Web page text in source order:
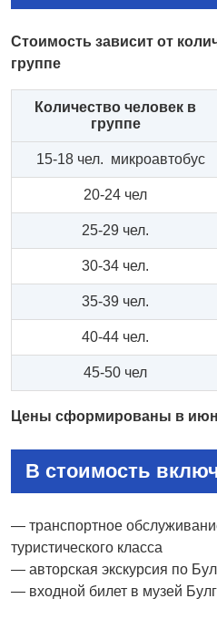
Стоимость зависит от
группе
Количество человек в
группе
15-18 чел. микроавтобус
20-24 чел
25-29 чел.
30-34 чел.
35-39 чел.
40-44 чел.
45-50 чел
Цены сформированы в
В стоимость
— транспортное
туристического класса
— авторская экскурсия по
— входной билет в музей